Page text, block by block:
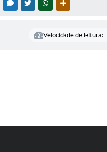
FACEBOOKMESSENGER
TWITTERWHATSAPP
Velocidade de leitura: